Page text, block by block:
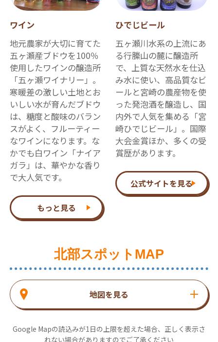
ワイン
地元農家が大切に育てた
五ヶ瀬産ブドウを100％
使用したワインの醸造所
「五ヶ瀬ワイナリー」。
寒暖差の激しい土地とお
いしい水が育んだブドウ
は、糖度と酸味のバラン
スがよく、フルーティー
なワインになります。な
かでも白ワイン「ナイア
ガラ」は、華やかな香り
で大人気です。
もっと見る
ひでじビール
五ヶ瀬川水系の上流にあ
る行縢山の麓に醸造所
で、上質な天然水を仕込
み水に使い、高品質なビ
ールと宮崎の農産物を使
った発泡酒を醸造し、国
内外で人気を集める「宮
崎ひでじビール」。国際
大会金賞ほか、多くの受
賞歴があります。
公式サイトを見る
北部スポットMAP
地図を見る
Google Mapの読込みが1日の上限を超えた場合、正しく表示さ
れない場合がありますのでご了承ください